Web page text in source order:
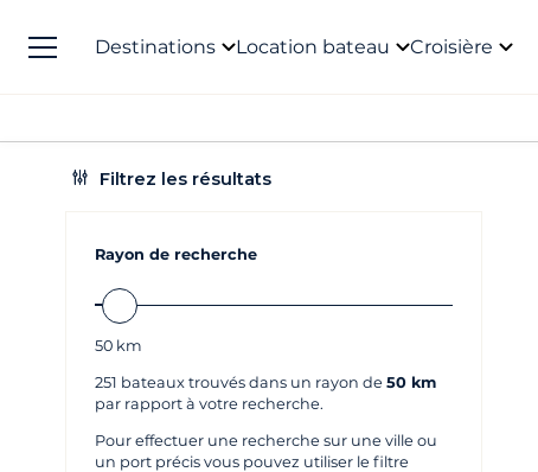
Destinations Location bateau Croisière
Filtrez les résultats
Rayon de recherche
50 km
251 bateaux trouvés dans un rayon de 50 km
par rapport à votre recherche.
Pour effectuer une recherche sur une ville ou
un port précis vous pouvez utiliser le filtre